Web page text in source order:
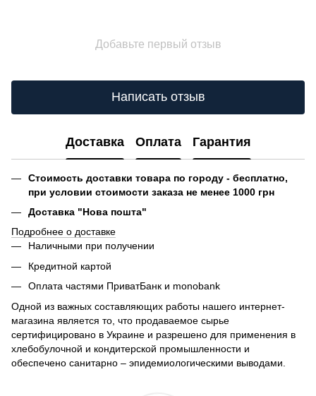
Добавьте первый отзыв
Написать отзыв
Доставка Оплата Гарантия
Стоимость доставки товара по городу - бесплатно,
при условии стоимости заказа не менее 1000 грн
Доставка "Нова пошта"
Подробнее о доставке
Наличными при получении
Кредитной картой
Оплата частями ПриватБанк и monobank
Одной из важных составляющих работы нашего интернет-
магазина является то, что продаваемое сырье
сертифицировано в Украине и разрешено для применения в
хлебобулочной и кондитерской промышленности и
обеспечено санитарно – эпидемиологическими выводами.